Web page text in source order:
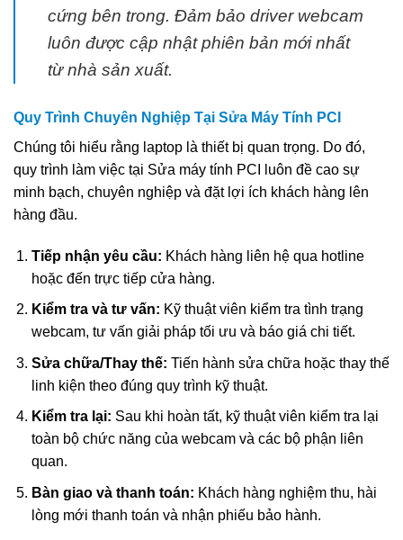
cứng bên trong. Đảm bảo driver webcam
luôn được cập nhật phiên bản mới nhất
từ nhà sản xuất.
Quy Trình Chuyên Nghiệp Tại Sửa Máy Tính PCI
Chúng tôi hiểu rằng laptop là thiết bị quan trọng. Do đó,
quy trình làm việc tại Sửa máy tính PCI luôn đề cao sự
minh bạch, chuyên nghiệp và đặt lợi ích khách hàng lên
hàng đầu.
Tiếp nhận yêu cầu: Khách hàng liên hệ qua hotline
hoặc đến trực tiếp cửa hàng.
Kiểm tra và tư vấn: Kỹ thuật viên kiểm tra tình trạng
webcam, tư vấn giải pháp tối ưu và báo giá chi tiết.
Sửa chữa/Thay thế: Tiến hành sửa chữa hoặc thay thế
linh kiện theo đúng quy trình kỹ thuật.
Kiểm tra lại: Sau khi hoàn tất, kỹ thuật viên kiểm tra lại
toàn bộ chức năng của webcam và các bộ phận liên
quan.
Bàn giao và thanh toán: Khách hàng nghiệm thu, hài
lòng mới thanh toán và nhận phiếu bảo hành.